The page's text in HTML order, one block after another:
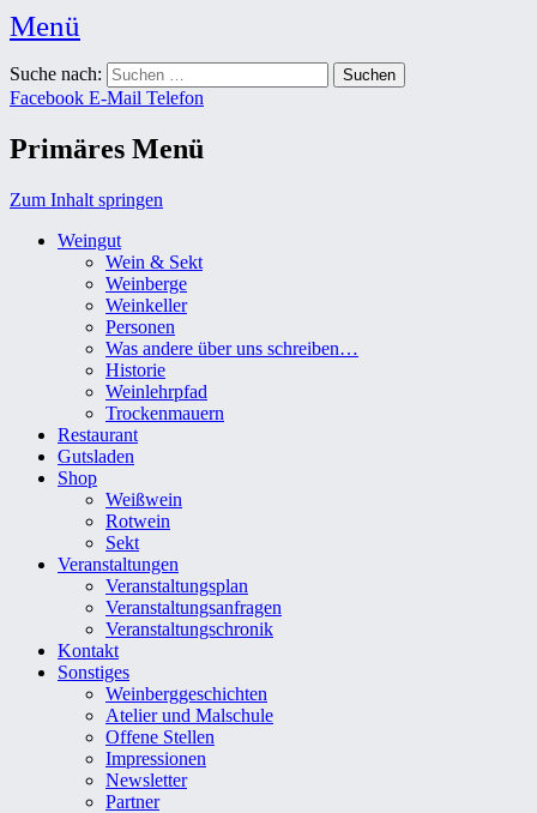
Menü
Weingut Karl Friedrich Aust
Das Weingut im Herzen der Radebeuler Oberlößnitz
Suche nach:
Facebook E-Mail Telefon
Primäres Menü
Zum Inhalt springen
Weingut
Wein & Sekt
Weinberge
Weinkeller
Personen
Was andere über uns schreiben…
Historie
Weinlehrpfad
Trockenmauern
Restaurant
Gutsladen
Shop
Weißwein
Rotwein
Sekt
Veranstaltungen
Veranstaltungsplan
Veranstaltungsanfragen
Veranstaltungschronik
Kontakt
Sonstiges
Weinberggeschichten
Atelier und Malschule
Offene Stellen
Impressionen
Newsletter
Partner